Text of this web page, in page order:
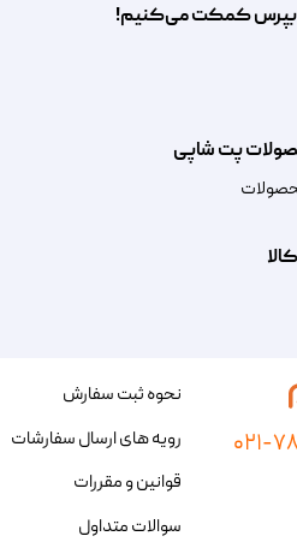
پت شاپی
بپرس کمکت می‌کنیم!
نحوه ثبت سفارش
رویه های ارسال سفارشات
قوانین و مقررات
سوالات متداول